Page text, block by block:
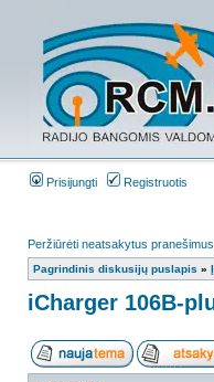
Prisijungti Registruotis
Peržiūrėti neatsakytus pranešimus
Pagrindinis diskusijų puslapis »
iCharger 106B-